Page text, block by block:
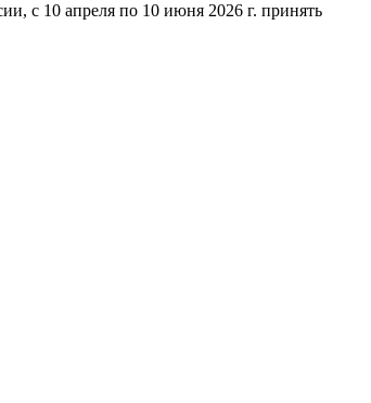
с 10 апреля по 10 июня 2026 г. принять